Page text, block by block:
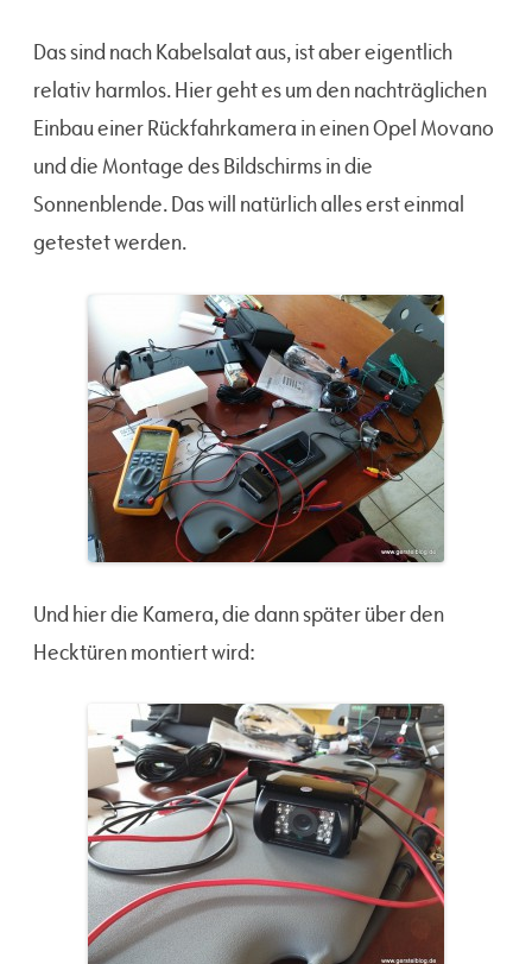
Das sind nach Kabelsalat aus, ist aber eigentlich
relativ harmlos. Hier geht es um den nachträglichen
Einbau einer Rückfahrkamera in einen Opel Movano
und die Montage des Bildschirms in die
Sonnenblende. Das will natürlich alles erst einmal
getestet werden.
Und hier die Kamera, die dann später über den
Hecktüren montiert wird: